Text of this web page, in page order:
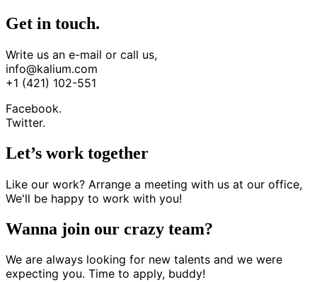
Get in touch.
Write us an e-mail or call us,
info@kalium.com
+1 (421) 102-551
Facebook.
Twitter.
Let’s work together
Like our work? Arrange a meeting with us at our office,
We'll be happy to work with you!
Wanna join our crazy team?
We are always looking for new talents and we were
expecting you. Time to apply, buddy!